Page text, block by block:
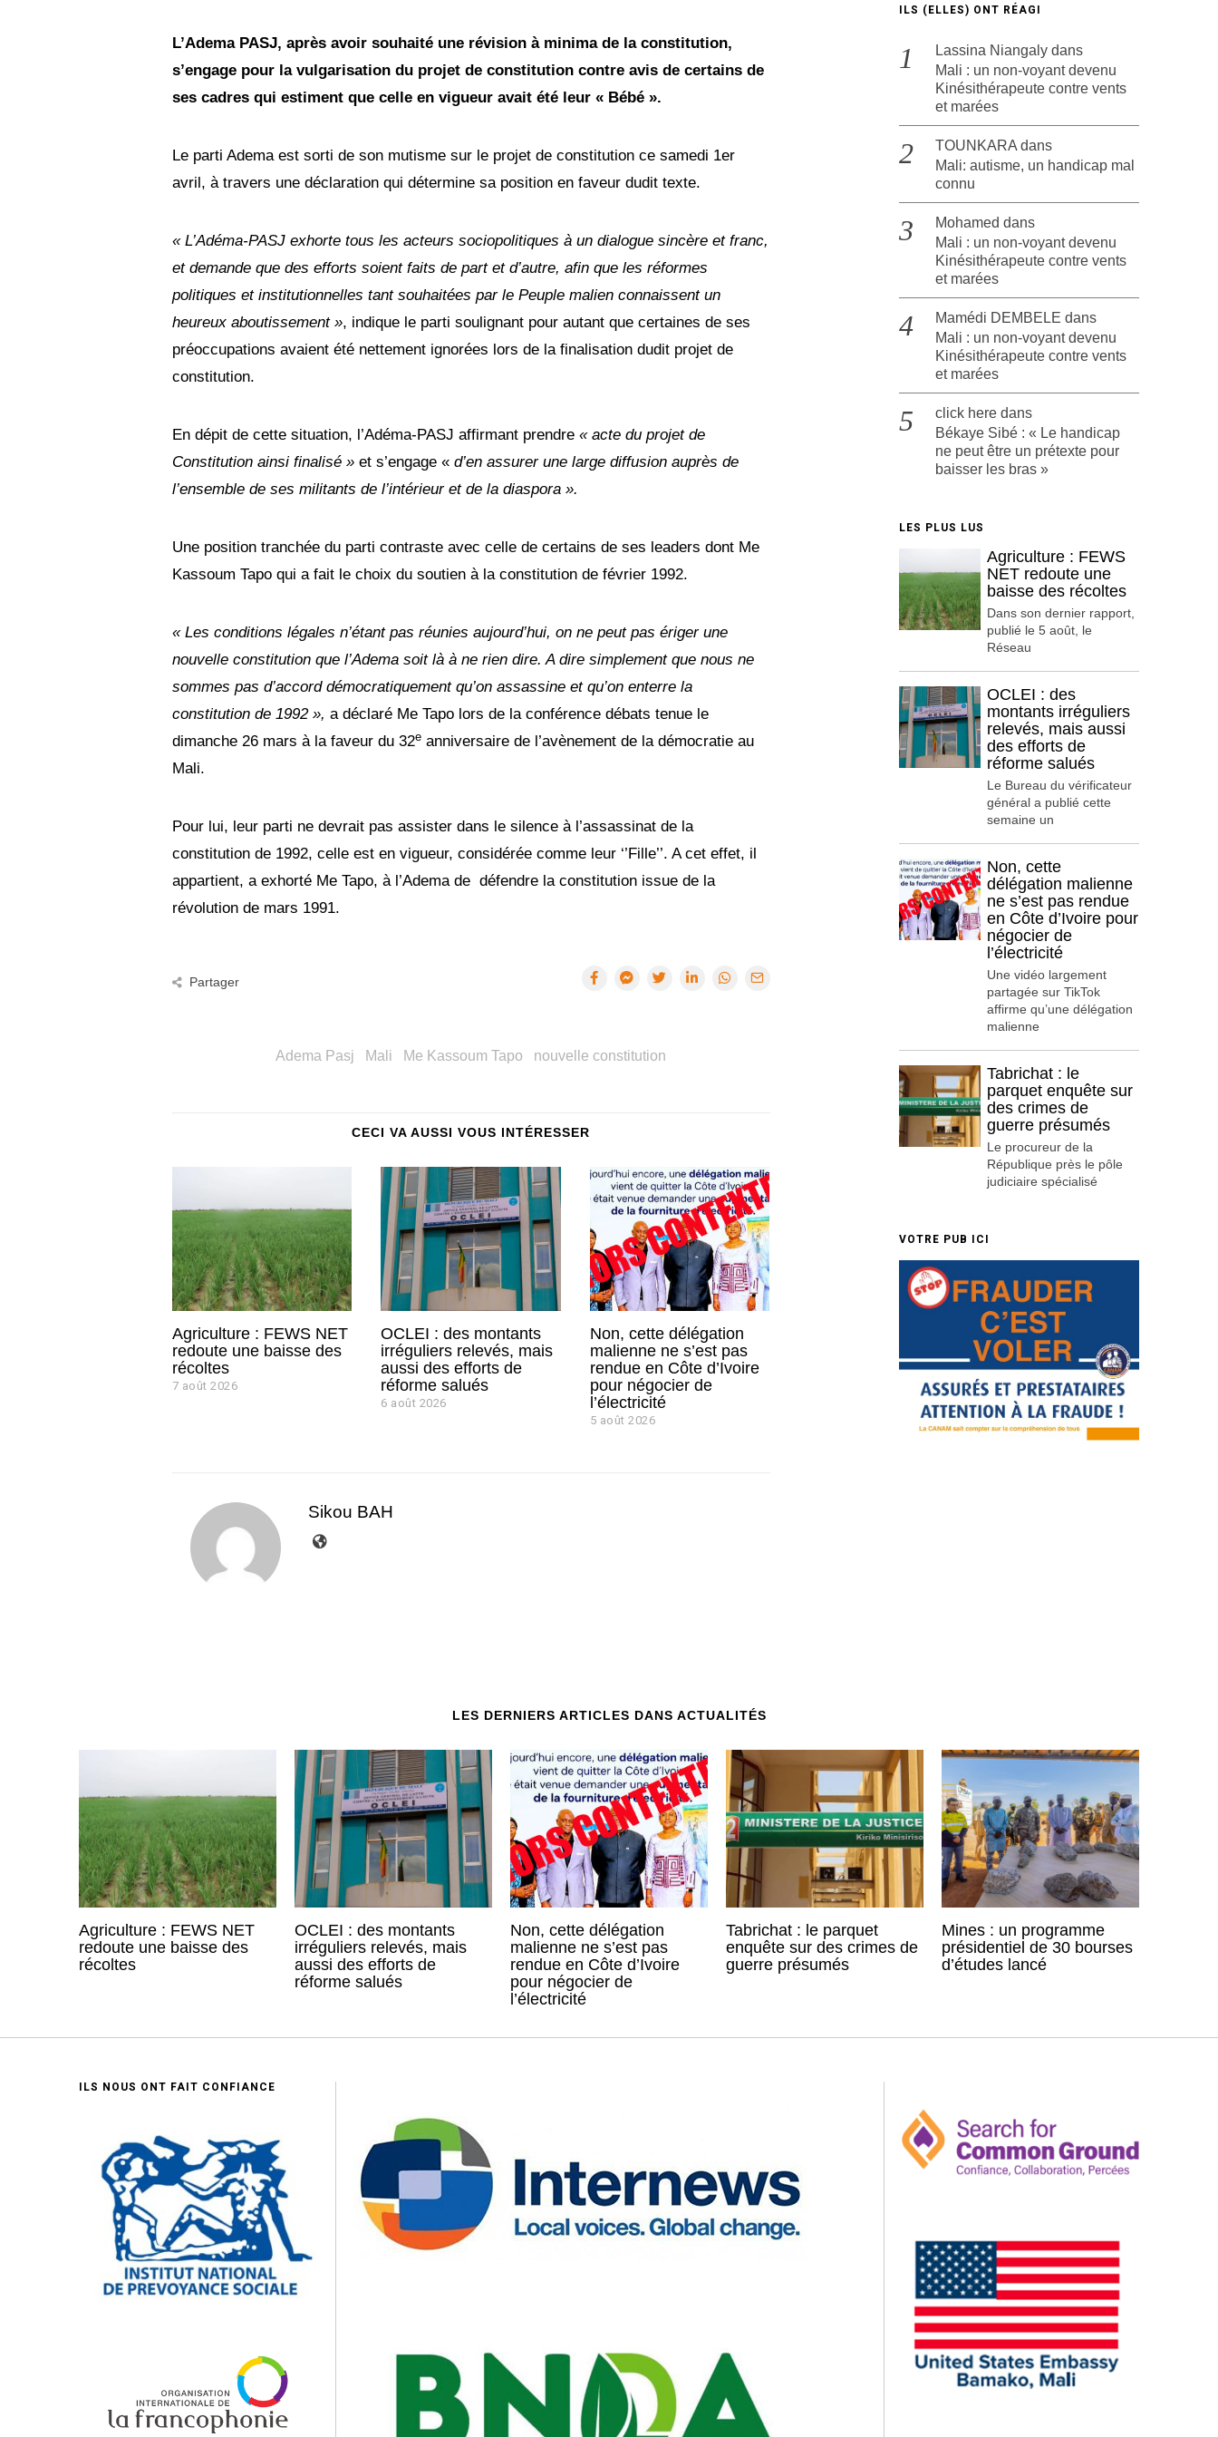
i
2
0
2
L’Adema PASJ, après avoir souhaité une révision à minima de la constitution,
s’engage pour la vulgarisation du projet de constitution contre avis de certains de
ses cadres qui estiment que celle en vigueur avait été leur « Bébé ».
Le parti Adema est sorti de son mutisme sur le projet de constitution ce samedi 1er
avril, à travers une déclaration qui détermine sa position en faveur dudit texte.
« L’Adéma-PASJ exhorte tous les acteurs sociopolitiques à un dialogue sincère et franc,
et demande que des efforts soient faits de part et d’autre, afin que les réformes
politiques et institutionnelles tant souhaitées par le Peuple malien connaissent un
heureux aboutissement », indique le parti soulignant pour autant que certaines de ses
préoccupations avaient été nettement ignorées lors de la finalisation dudit projet de
constitution.
En dépit de cette situation, l’Adéma-PASJ affirmant prendre « acte du projet de
Constitution ainsi finalisé »et s’engage « d’en assurer une large diffusion auprès de
l’ensemble de ses militants de l’intérieur et de la diaspora ».
Une position tranchée du parti contraste avec celle de certains de ses leaders dont Me
Kassoum Tapo qui a fait le choix du soutien à la constitution de février 1992.
« Les conditions légales n’étant pas réunies aujourd’hui, on ne peut pas ériger une
nouvelle constitution que l’Adema soit là à ne rien dire. A dire simplement que nous ne
sommes pas d’accord démocratiquement qu’on assassine et qu’on enterre la
constitution de 1992 », a déclaré Me Tapo lors de la conférence débats tenue le
dimanche 26 mars à la faveur du 32eanniversaire de l’avènement de la démocratie au
Mali.
Pour lui, leur parti ne devrait pas assister dans le silence à l’assassinat de la
constitution de 1992, celle est en vigueur, considérée comme leur ‘’Fille’’. A cet effet, il
appartient, a exhorté Me Tapo, à l’Adema de défendre la constitution issue de la
révolution de mars 1991.
Partager
Adema Pasj Mali Me Kassoum Tapo nouvelle constitution
CECI VA AUSSI VOUS INTÉRESSER
Agriculture : FEWS NET
redoute une baisse des
récoltes
7 août 2026
2
OCLEI : des montants
irréguliers relevés, mais
aussi des efforts de
réforme salués
6 août 2026
Non, cette délégation
malienne ne s’est pas
rendue en Côte d’Ivoire
pour négocier de
l’électricité
5 août 2026
Sikou BAH
ILS (ELLES) ONT RÉAGI
Lassina Niangaly dans
Mali : un non-voyant devenu
Kinésithérapeute contre vents
et marées
TOUNKARA dans
Mali: autisme, un handicap mal
connu
Mohamed dans
Mali : un non-voyant devenu
Kinésithérapeute contre vents
et marées
Mamédi DEMBELE dans
Mali : un non-voyant devenu
Kinésithérapeute contre vents
et marées
click here dans
Békaye Sibé : « Le handicap
ne peut être un prétexte pour
baisser les bras »
LES PLUS LUS
Agriculture : FEWS
NET redoute une
baisse des récoltes
Dans son dernier rapport,
publié le 5 août, le
Réseau
OCLEI : des
montants irréguliers
relevés, mais aussi
des efforts de
réforme salués
Le Bureau du vérificateur
général a publié cette
semaine un
Non, cette
délégation malienne
ne s’est pas rendue
en Côte d’Ivoire pour
négocier de
l’électricité
Une vidéo largement
partagée sur TikTok
affirme qu’une délégation
malienne
Tabrichat : le
parquet enquête sur
des crimes de
guerre présumés
Le procureur de la
République près le pôle
judiciaire spécialisé
VOTRE PUB ICI
LES DERNIERS ARTICLES DANS ACTUALITÉS
Agriculture : FEWS NET
redoute une baisse des
récoltes
OCLEI : des montants
irréguliers relevés, mais
aussi des efforts de
réforme salués
Non, cette délégation
malienne ne s’est pas
rendue en Côte d’Ivoire
pour négocier de
l’électricité
Tabrichat : le parquet
enquête sur des crimes de
guerre présumés
Mines : un programme
présidentiel de 30 bourses
d’études lancé
ILS NOUS ONT FAIT CONFIANCE